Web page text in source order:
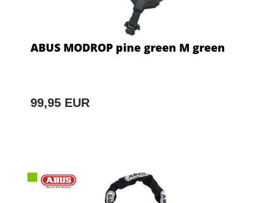
ABUS MODROP pine green M green
99,95 EUR